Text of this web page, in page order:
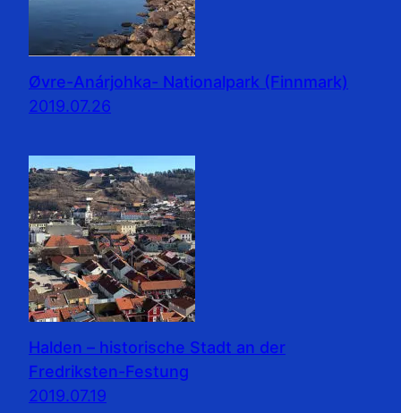
Øvre-Anárjohka- Nationalpark (Finnmark)
2019.07.26
Halden – historische Stadt an der
Fredriksten-Festung
2019.07.19